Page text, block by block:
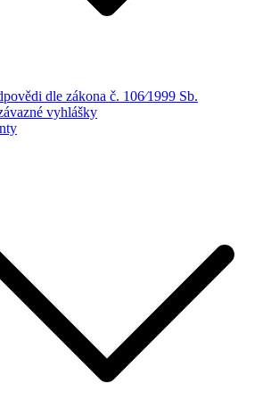
dle zákona č. 106⁄1999 Sb.
vyhlášky